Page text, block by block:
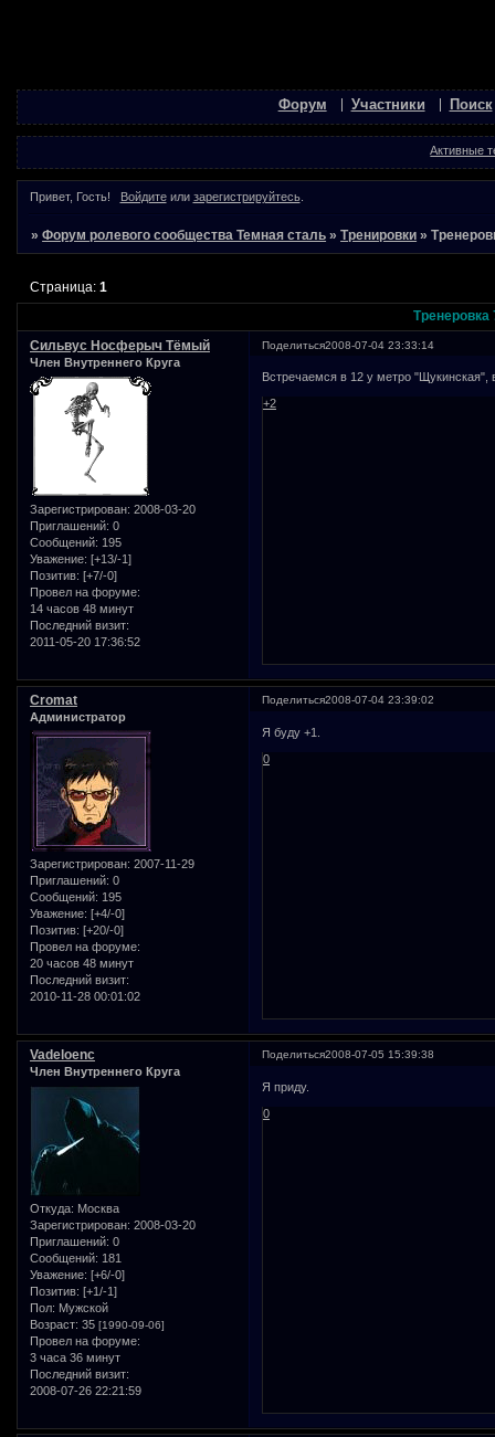
Форум Участники Поиск
Активные
Привет, Гость! Войдитеили зарегистрируйтесь.
»Форум ролевого сообщества Темная сталь »Тренировки »
Тренеровка
Страница:1
Поделиться2008-07-04 23:33:14
Сильвус Носферыч Тёмый
Член Внутреннего Круга
Зарегистрирован: 2008-03-20
Приглашений: 0
Сообщений: 195
Уважение: [+13/-1]
Позитив: [+7/-0]
Провел на форуме:
14 часов 48 минут
Последний визит:
2011-05-20 17:36:52
Встречаемся в 12 у метро
+2
Поделиться2008-07-04 23:39:02
Cromat
Администратор
Зарегистрирован: 2007-11-29
Приглашений: 0
Сообщений: 195
Уважение: [+4/-0]
Позитив: [+20/-0]
Провел на форуме:
20 часов 48 минут
Последний визит:
2010-11-28 00:01:02
Я буду +1.
0
Поделиться2008-07-05 15:39:38
Vadeloenc
Член Внутреннего Круга
Откуда: Москва
Зарегистрирован: 2008-03-20
Приглашений: 0
Сообщений: 181
Уважение: [+6/-0]
Позитив: [+1/-1]
Пол: Мужской
Возраст: 35 [1990-09-06]
Провел на форуме:
3 часа 36 минут
Последний визит:
2008-07-26 22:21:59
Я приду.
0